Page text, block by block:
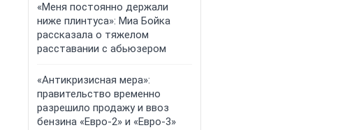
«Меня постоянно держали
ниже плинтуса»: Миа Бойка
рассказала о тяжелом
расставании с абьюзером
«Антикризисная мера»:
правительство временно
разрешило продажу и ввоз
бензина «Евро-2» и «Евро-3»